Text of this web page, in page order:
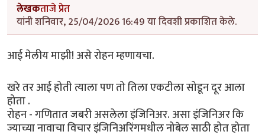
लेखकताजे प्रेत
यांनी शनिवार, 25/04/2026 16:49 या दिवशी प्रकाशित केले.
आई मेलीय माझी! असे रोहन म्हणायचा.
खरे तर आई होती त्याला पण तो तिला एकटीला सोडून दूर आला
होता .
रोहन - गणितात जबरी असलेला इंजिनिअर. असा इंजिनिअर कि
ज्याच्या नावाचा विचार इंजिनिअरिंगमधील नोबेल साठी होत होता